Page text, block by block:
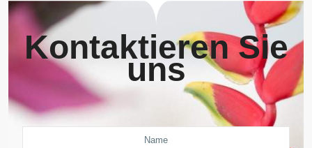
Kontaktieren Sie
uns